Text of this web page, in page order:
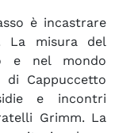
è incastrare
La misura del
e nel mondo
Cappuccetto
e incontri
Grimm. La